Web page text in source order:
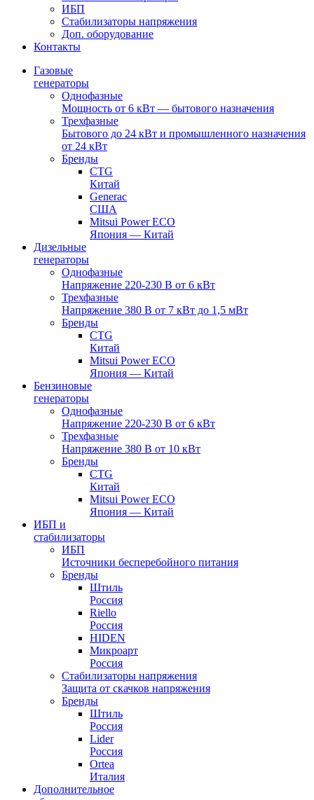
ИБП
Стабилизаторы напряжения
Доп. оборудование
Контакты
Газовые
генераторы
Однофазные
Мощность от 6 кВт — бытового назначения
Трехфазные
Бытового до 24 кВт и промышленного назначения
от 24 кВт
Бренды
CTG
Китай
Generac
США
Mitsui Power ECO
Япония — Китай
Дизельные
генераторы
Однофазные
Напряжение 220-230 В от 6 кВт
Трехфазные
Напряжение 380 В от 7 кВт до 1,5 мВт
Бренды
CTG
Китай
Mitsui Power ECO
Япония — Китай
Бензиновые
генераторы
Однофазные
Напряжение 220-230 В от 6 кВт
Трехфазные
Напряжение 380 В от 10 кВт
Бренды
CTG
Китай
Mitsui Power ECO
Япония — Китай
ИБП и
стабилизаторы
ИБП
Источники бесперебойного питания
Бренды
Штиль
Россия
Riello
Россия
HIDEN
Микроарт
Россия
Стабилизаторы напряжения
Защита от скачков напряжения
Бренды
Штиль
Россия
Lider
Россия
Ortea
Италия
Дополнительное